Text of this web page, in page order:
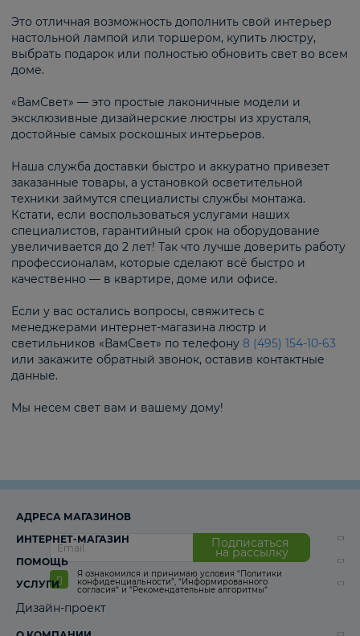
Это отличная возможность дополнить свой интерьер
настольной лампой или торшером, купить люстру,
выбрать подарок или полностью обновить свет во всем
доме.
«ВамСвет» — это простые лаконичные модели и
эксклюзивные дизайнерские люстры из хрусталя,
достойные самых роскошных интерьеров.
Наша служба доставки быстро и аккуратно привезет
заказанные товары, а установкой осветительной
техники займутся специалисты службы монтажа.
Кстати, если воспользоваться услугами наших
специалистов, гарантийный срок на оборудование
увеличивается до 2 лет! Так что лучше доверить работу
профессионалам, которые сделают всё быстро и
качественно — в квартире, доме или офисе.
Если у вас остались вопросы, свяжитесь с
менеджерами интернет-магазина люстр и
светильников «ВамСвет» по телефону 8 (495) 154-10-63
или закажите обратный звонок, оставив контактные
данные.
Мы несем свет вам и вашему дому!
Подписаться
на рассылку
Я ознакомился и принимаю условия “Политики
конфиденциальности”, “Информированного
согласия“ и “Рекомендательные алгоритмы“
АДРЕСА МАГАЗИНОВ
ИНТЕРНЕТ-МАГАЗИН
ПОМОЩЬ
УСЛУГИ
Дизайн-проект